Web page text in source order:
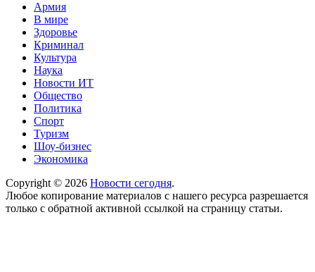
Армия
В мире
Здоровье
Криминал
Культура
Наука
Новости ИТ
Общество
Политика
Спорт
Туризм
Шоу-бизнес
Экономика
Copyright © 2026 Новости сегодня.
Любое копирование материалов с нашего ресурса разрешается
только с обратной активной ссылкой на страницу статьи.